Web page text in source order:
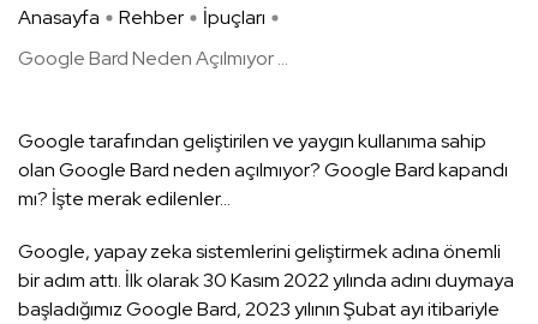
Anasayfa Rehber
İpuçları
Google Bard Neden Açılmıyor ...
Google tarafından geliştirilen ve yaygın kullanıma sahip
olan Google Bard neden açılmıyor? Google Bard kapandı
mı? İşte merak edilenler…
Google, yapay zeka sistemlerini geliştirmek adına önemli
bir adım attı. İlk olarak 30 Kasım 2022 yılında adını duymaya
başladığımız Google Bard, 2023 yılının Şubat ayı itibariyle